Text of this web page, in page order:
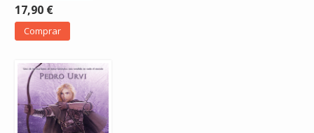
17,90 €
Comprar